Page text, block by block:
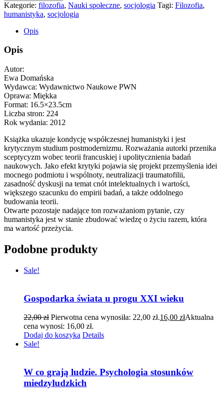
Kategorie: filozofia, Nauki społeczne, socjologia Tagi: Filozofia,
humanistyka, socjologia
Opis
Opis
Autor:
Ewa Domańska
Wydawca: Wydawnictwo Naukowe PWN
Oprawa: Miękka
Format: 16.5×23.5cm
Liczba stron: 224
Rok wydania: 2012
Książka ukazuje kondycję współczesnej humanistyki i jest
krytycznym studium postmodernizmu. Rozważania autorki przenika
sceptycyzm wobec teorii francuskiej i upolitycznienia badań
naukowych. Jako efekt krytyki pojawia się projekt przemyślenia idei
mocnego podmiotu i wspólnoty, neutralizacji traumatofilii,
zasadność dyskusji na temat cnót intelektualnych i wartości,
większego szacunku do empirii badań, a także oddolnego
budowania teorii.
Otwarte pozostaje nadające ton rozważaniom pytanie, czy
humanistyka jest w stanie zbudować wiedzę o życiu razem, która
ma wartość przeżycia.
Podobne produkty
Sale!
Gospodarka świata u progu XXI wieku
22,00zł Pierwotna cena wynosiła: 22,00 zł.16,00 złAktualna
cena wynosi: 16,00 zł.
Dodaj do koszyka Details
Sale!
W co grają ludzie. Psychologia stosunków
miedzyludzkich